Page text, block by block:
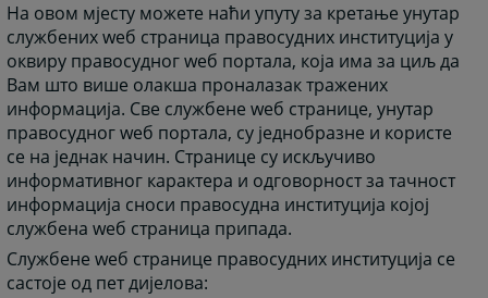
На овом мјесту можете наћи упуту за кретање унутар
службених wеб страница правосудних институција у
оквиру правосудног wеб портала, која има за циљ да
Вам што више олакша проналазак тражених
информација. Све службене wеб странице, унутар
правосудног wеб портала, су једнобразне и користе
се на једнак начин. Странице су искључиво
информативног карактера и одговорност за тачност
информација сноси правосудна институција којој
службена wеб страница припада.
Службене wеб странице правосудних институција се
састоје од пет дијелова: